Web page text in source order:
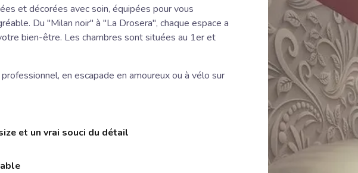
et décorées avec soin, équipées pour vous
Du "Milan noir" à "La Drosera", chaque espace a
bien-être. Les chambres sont situées au 1er et
en escapade en amoureux ou à vélo sur
et un vrai souci du détail